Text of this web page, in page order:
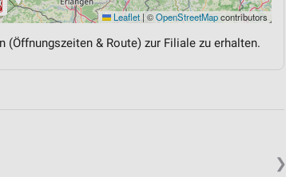
Leaflet | ©OpenStreetMapcontributors
& Route) zur Filiale zu erhalten.
❯